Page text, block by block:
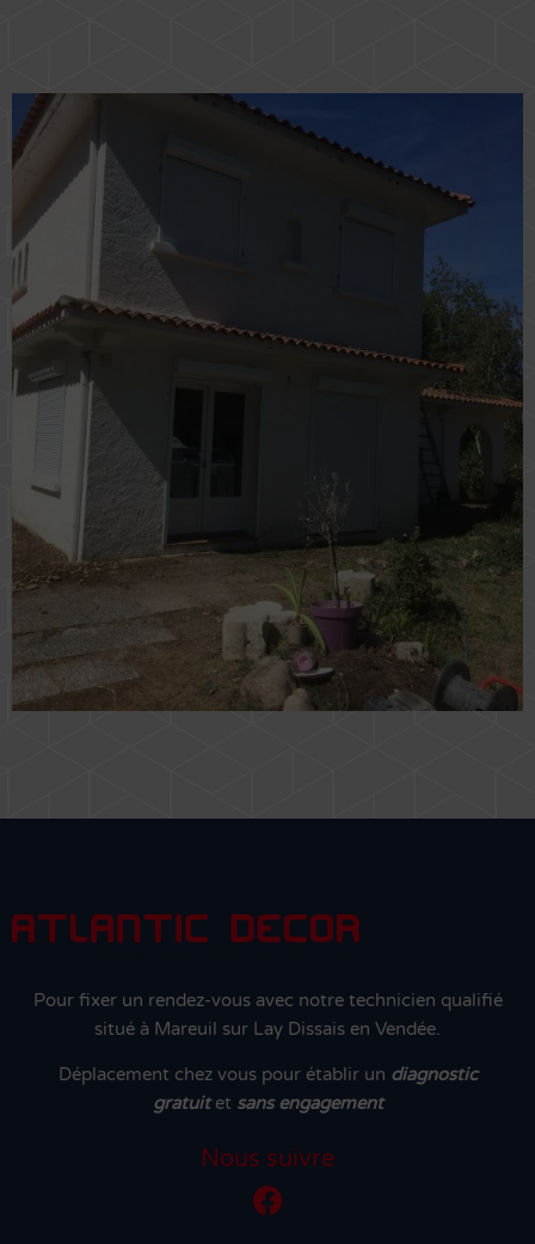
Pour fixer un rendez-vous avec notre technicien qualifié
situé à Mareuil sur Lay Dissais en Vendée.
Déplacement chez vous pour établir un diagnostic
gratuitet sans engagement
Nous suivre